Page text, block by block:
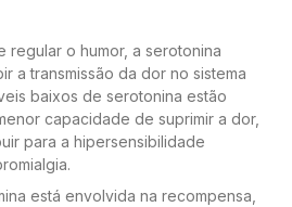
regular o humor, a serotonina
a transmissão da dor no sistema
baixos de serotonina estão
capacidade de suprimir a dor,
para a hipersensibilidade
está envolvida na recompensa,